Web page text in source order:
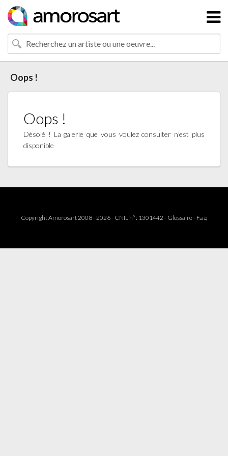
Oops !
Oops !
Désolé ! La galerie que vous voulez consulter n'est plus
disponible
Copyright Amorosart 2008 - 2026 - CNIL n° : 1301442 - Glossaire- F.a.q